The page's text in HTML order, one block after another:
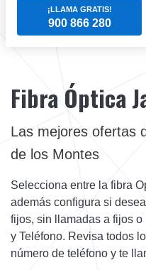
¡LLAMA GRATIS!
900 866 280
Fibra Óptica
Las mejores ofertas
de los Montes
Selecciona entre la fibra
además configura si
fijos, sin llamadas a fijos
y Teléfono. Revisa todos
número de teléfono y te